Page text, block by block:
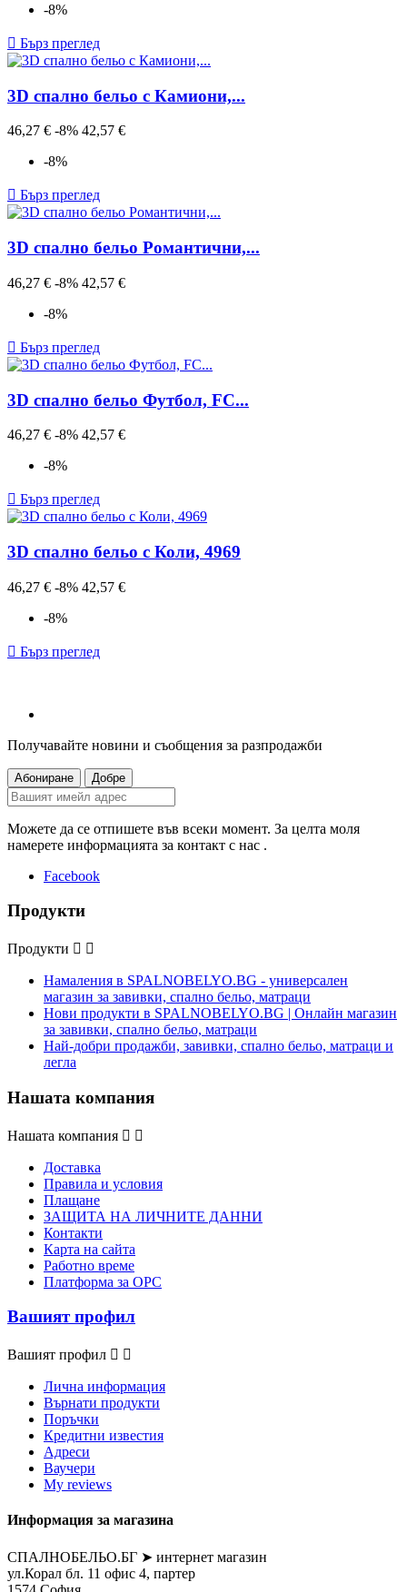
-8%
 Бърз преглед
3D спално бельо с Камиони,...
Редовна
46,27 € -8% Цена
42,57 €
-8%
 Бърз преглед
3D спално бельо Романтични,...
Редовна
46,27 € -8% Цена
42,57 €
-8%
 Бърз преглед
3D спално бельо Футбол, FC...
Редовна
46,27 € -8% Цена
42,57 €
-8%
 Бърз преглед
3D спално бельо с Коли, 4969
Редовна
46,27 € -8% Цена
42,57 €
-8%
 Бърз преглед
Получавайте новини и съобщения за разпродажби
Можете да се отпишете във всеки момент. За целта моля
намерете информацията за контакт с нас .
Facebook
Продукти
Продукти  
Намаления в SPALNOBELYO.BG - универсален
магазин за завивки, спално бельо, матраци
Нови продукти в SPALNOBELYO.BG | Онлайн магазин
за завивки, спално бельо, матраци
Най-добри продажби, завивки, спално бельо, матраци и
легла
Нашата компания
Нашата компания  
Доставка
Правила и условия
Плащане
ЗАЩИТА НА ЛИЧНИТЕ ДАННИ
Контакти
Карта на сайта
Работно време
Платформа за ОРС
Вашият профил
Вашият профил  
Лична информация
Върнати продукти
Поръчки
Кредитни известия
Адреси
Ваучери
My reviews
Информация за магазина
СПАЛНОБЕЛЬО.БГ ➤ интернет магазин
ул.Корал бл. 11 офис 4, партер